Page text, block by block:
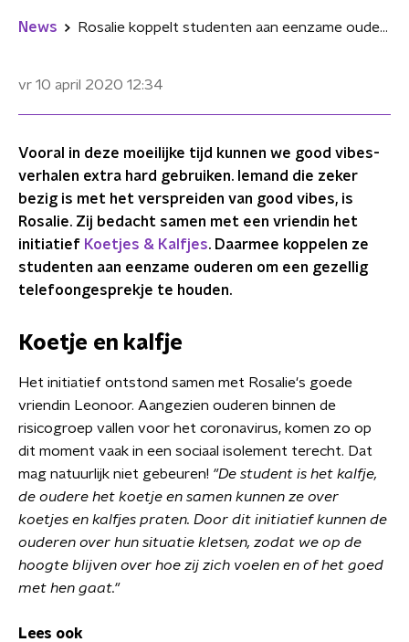
News Rosalie koppelt studenten aan eenzame ouderen voor gezellig telefoongesprekje
vr 10 april 2020 12:34
Vooral in deze moeilijke tijd kunnen we good vibes-
verhalen extra hard gebruiken. Iemand die zeker
bezig is met het verspreiden van good vibes, is
Rosalie. Zij bedacht samen met een vriendin het
initiatief Koetjes & Kalfjes. Daarmee koppelen ze
studenten aan eenzame ouderen om een gezellig
telefoongesprekje te houden.
Koetje en kalfje
Het initiatief ontstond samen met Rosalie's goede
vriendin Leonoor. Aangezien ouderen binnen de
risicogroep vallen voor het coronavirus, komen zo op
dit moment vaak in een sociaal isolement terecht. Dat
mag natuurlijk niet gebeuren! "De student is het kalfje,
de oudere het koetje en samen kunnen ze over
koetjes en kalfjes praten. Door dit initiatief kunnen de
ouderen over hun situatie kletsen, zodat we op de
hoogte blijven over hoe zij zich voelen en of het goed
met hen gaat."
Lees ook